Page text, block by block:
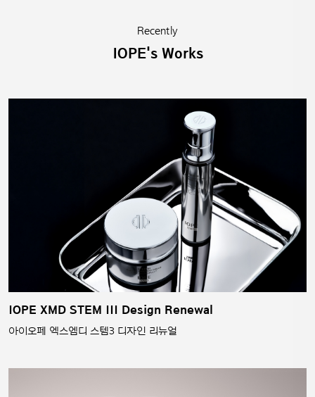
Recently
IOPE's Works
IOPE XMD STEM III Design Renewal
아이오페 엑스엠디 스템3 디자인 리뉴얼